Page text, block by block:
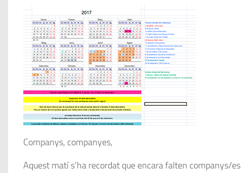
Companys, companyes,
Aquest matí s’ha recordat que encara falten companys/es